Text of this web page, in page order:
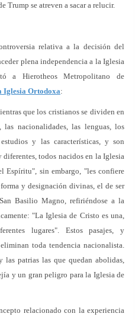
Trump se atreven a sacar a relucir.
relativa a la decisión del
plena independencia a la Iglesia
a Hierotheos Metropolitano de
Iglesia Ortodoxa:
que los cristianos se dividen en
nacionalidades, las lenguas, los
y las características, y son
todos nacidos en la Iglesia
Espíritu", sin embargo, "les confiere
y designación divinas, el de ser
Basilio Magno, refiriéndose a la
"La Iglesia de Cristo es una,
lugares". Estos pasajes, y
toda tendencia nacionalista.
las patrias las que quedan abolidas,
y un gran peligro para la Iglesia de
relacionado con la experiencia